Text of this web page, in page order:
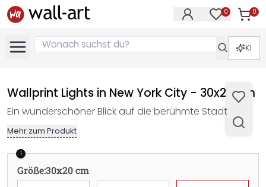
0 0
KI
Wallprint Lights in New York City - 30x20 cm
Ein wunderschöner Blick auf die berühmte Stadt!
Mehr zum Produkt
1
Größe:30x20 cm